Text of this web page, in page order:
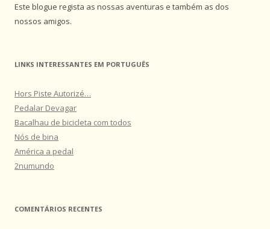
Este blogue regista as nossas aventuras e também as dos
nossos amigos.
LINKS INTERESSANTES EM PORTUGUÊS
Hors Piste Autorizé…
Pedalar Devagar
Bacalhau de bicicleta com todos
Nós de bina
América a pedal
2numundo
COMENTÁRIOS RECENTES